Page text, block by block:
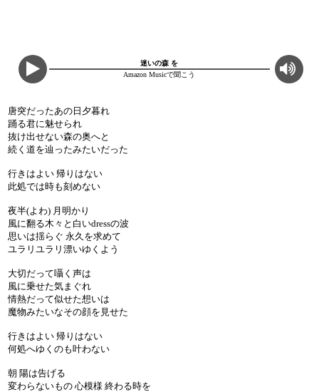
迷いの森 を
Amazon Musicで聞こう
唐突だったあの日夕暮れ
踊る君に魅せられ
抜け出せない森の奥へと
続く道を辿ったみたいだった
行きはよい 帰りはない
此処では時も刻めない
夜半(よわ) 月明かり
風に翻る木々と白いdressの波
思いは揺らぐ 永久を求めて
ユラリユラリ漂いゆくよう
大切だって囁く声は
風に乗せた気まぐれ
情熱だって似せた想いは
魔物みたいなその顔を見せた
行きはよい 帰りはない
何処へゆくのも叶わない
朝 陽は告げる
変わらないもの 心模様 終わる時を